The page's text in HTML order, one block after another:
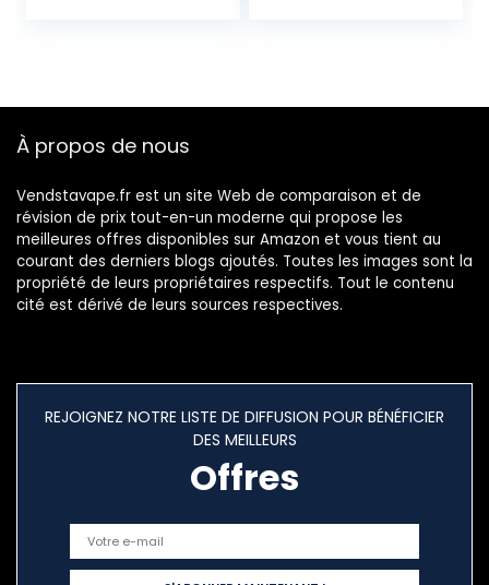
À propos de nous
Vendstavape.fr est un site Web de comparaison et de
révision de prix tout-en-un moderne qui propose les
meilleures offres disponibles sur Amazon et vous tient au
courant des derniers blogs ajoutés. Toutes les images sont la
propriété de leurs propriétaires respectifs. Tout le contenu
cité est dérivé de leurs sources respectives.
REJOIGNEZ NOTRE LISTE DE DIFFUSION POUR BÉNÉFICIER
DES MEILLEURS
Offres